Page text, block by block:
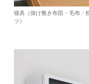
寝具（掛け敷き布団・毛布・
ツ）